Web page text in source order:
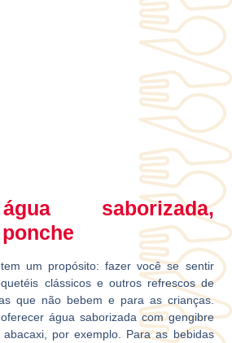
saborizada,
um propósito: fazer você se sentir
clássicos e outros refrescos de
que não bebem e para as crianças.
água saborizada com gengibre
por exemplo. Para as bebidas